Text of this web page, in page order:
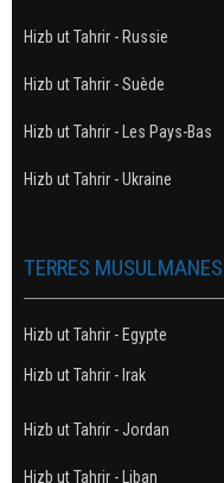
Hizb ut Tahrir - Russie
Hizb ut Tahrir - Suède
Hizb ut Tahrir - Les Pays-Bas
Hizb ut Tahrir - Ukraine
TERRES MUSULMANES
Hizb ut Tahrir - Egypte
Hizb ut Tahrir - Irak
Hizb ut Tahrir - Jordan
Hizb ut Tahrir - Liban